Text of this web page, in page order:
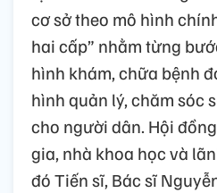
cơ sở theo mô hình
hai cấp” nhằm từng
hình khám, chữa bệnh
hình quản lý, chăm sóc
cho người dân. Hội
gia, nhà khoa học và
đó Tiến sĩ, Bác sĩ